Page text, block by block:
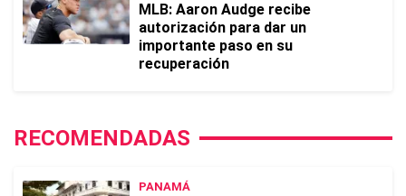
MLB: Aaron Audge recibe
autorización para dar un
importante paso en su
recuperación
RECOMENDADAS
PANAMÁ